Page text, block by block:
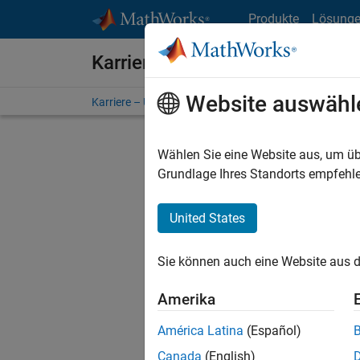
Produkte
Karriere bei MathWorks
Karriere – Übersicht Stellensuche
FILTER:
Stellen
Es
Region
Website
Wählen Sie eine Website aus, um
Grundlage Ihres Standorts
United States
Sie können auch eine Website aus
Amerika
América Latina (Español)
Canada (English)